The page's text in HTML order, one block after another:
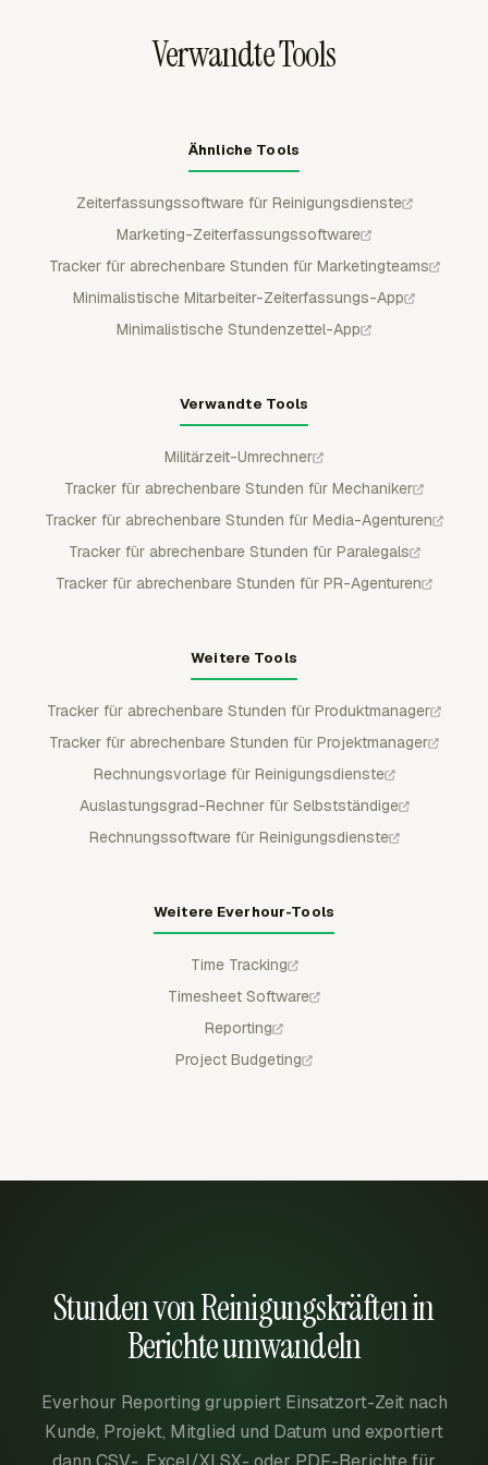
nachgelagert weiterverarbeitet werden.
Verwandte Tools
Ähnliche Tools
Zeiterfassungssoftware für Reinigungsdienste
Marketing-Zeiterfassungssoftware
Tracker für abrechenbare Stunden für Marketingteams
Minimalistische Mitarbeiter-Zeiterfassungs-App
Minimalistische Stundenzettel-App
Verwandte Tools
Militärzeit-Umrechner
Tracker für abrechenbare Stunden für Mechaniker
Tracker für abrechenbare Stunden für Media-Agenturen
Tracker für abrechenbare Stunden für Paralegals
Tracker für abrechenbare Stunden für PR-Agenturen
Weitere Tools
Tracker für abrechenbare Stunden für Produktmanager
Tracker für abrechenbare Stunden für Projektmanager
Rechnungsvorlage für Reinigungsdienste
Auslastungsgrad-Rechner für Selbstständige
Rechnungssoftware für Reinigungsdienste
Weitere Everhour-Tools
Time Tracking
Timesheet Software
Reporting
Project Budgeting
Stunden von Reinigungskräften in
Berichte umwandeln
Everhour Reporting gruppiert Einsatzort-Zeit nach
Kunde, Projekt, Mitglied und Datum und exportiert